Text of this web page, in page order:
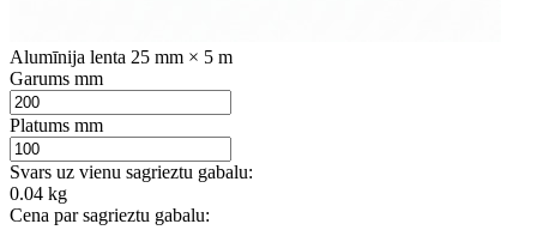
Alumīnija lenta 25 mm × 5 m
Garums mm
Platums mm
Svars uz vienu sagrieztu gabalu:
0.04 kg
Cena par sagrieztu gabalu: